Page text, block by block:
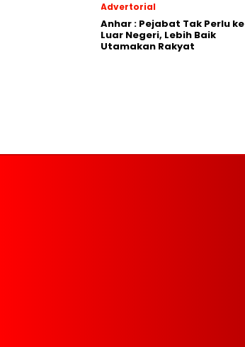
Advertorial
Anhar : Pejabat Tak Perlu ke
Luar Negeri, Lebih Baik
Utamakan Rakyat